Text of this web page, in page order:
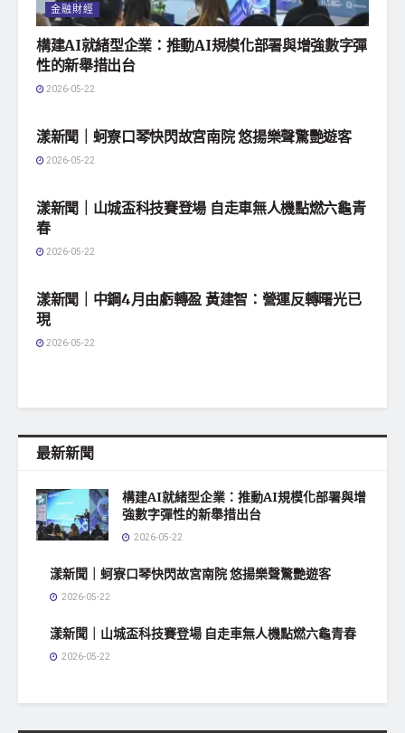
金融財經
構建AI就緒型企業：推動AI規模化部署與增強數字彈
性的新舉措出台
2026-05-22
漾新聞｜蚵寮口琴快閃故宮南院 悠揚樂聲驚艷遊客
2026-05-22
漾新聞｜山城盃科技賽登場 自走車無人機點燃六龜青
春
2026-05-22
漾新聞｜中鋼4月由虧轉盈 黃建智：營運反轉曙光已
現
2026-05-22
最新新聞
構建AI就緒型企業：推動AI規模化部署與增
強數字彈性的新舉措出台
2026-05-22
漾新聞｜蚵寮口琴快閃故宮南院 悠揚樂聲驚艷遊客
2026-05-22
漾新聞｜山城盃科技賽登場 自走車無人機點燃六龜青春
2026-05-22